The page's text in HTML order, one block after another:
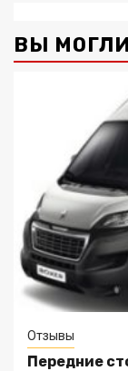
ВЫ
Отзывы
Передние